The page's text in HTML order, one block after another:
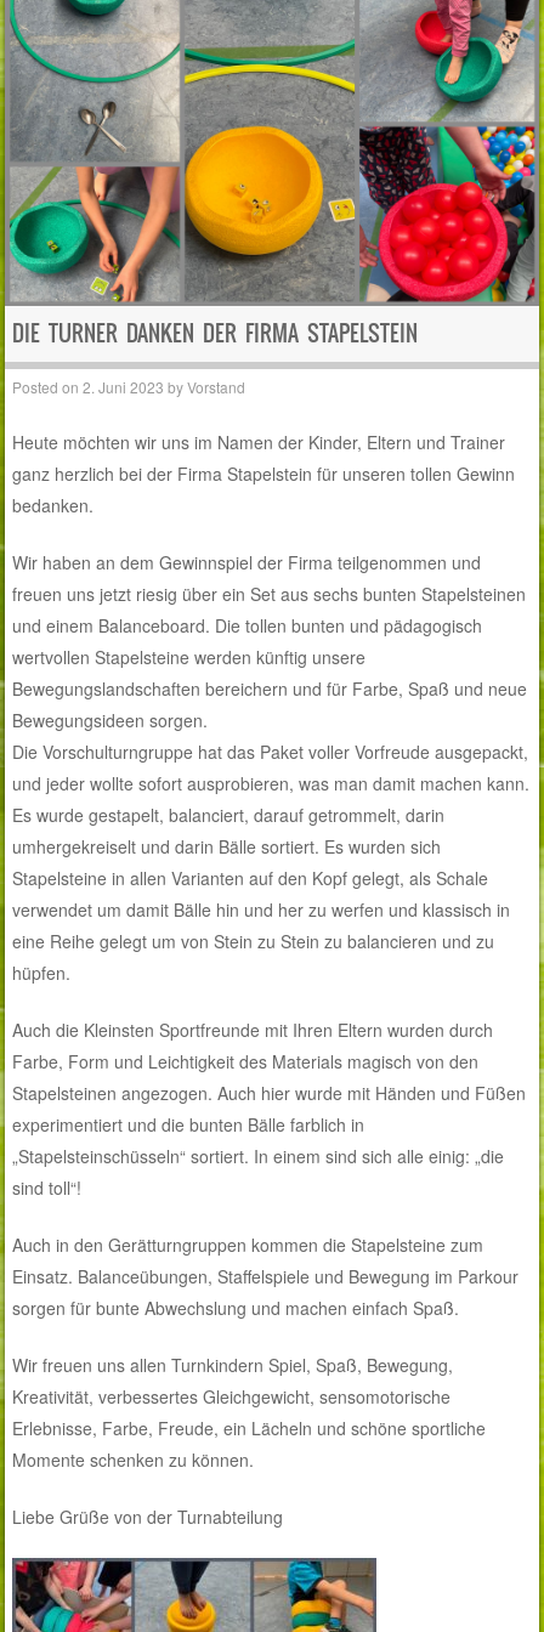
DIE TURNER DANKEN DER FIRMA STAPELSTEIN
Posted on2. Juni 2023 byVorstand
Heute möchten wir uns im Namen der Kinder, Eltern und Trainer
ganz herzlich bei der Firma Stapelstein für unseren tollen Gewinn
bedanken.
Wir haben an dem Gewinnspiel der Firma teilgenommen und
freuen uns jetzt riesig über ein Set aus sechs bunten Stapelsteinen
und einem Balanceboard. Die tollen bunten und pädagogisch
wertvollen Stapelsteine werden künftig unsere
Bewegungslandschaften bereichern und für Farbe, Spaß und neue
Bewegungsideen sorgen.
Die Vorschulturngruppe hat das Paket voller Vorfreude ausgepackt,
und jeder wollte sofort ausprobieren, was man damit machen kann.
Es wurde gestapelt, balanciert, darauf getrommelt, darin
umhergekreiselt und darin Bälle sortiert. Es wurden sich
Stapelsteine in allen Varianten auf den Kopf gelegt, als Schale
verwendet um damit Bälle hin und her zu werfen und klassisch in
eine Reihe gelegt um von Stein zu Stein zu balancieren und zu
hüpfen.
Auch die Kleinsten Sportfreunde mit Ihren Eltern wurden durch
Farbe, Form und Leichtigkeit des Materials magisch von den
Stapelsteinen angezogen. Auch hier wurde mit Händen und Füßen
experimentiert und die bunten Bälle farblich in
„Stapelsteinschüsseln“ sortiert. In einem sind sich alle einig: „die
sind toll“!
Auch in den Gerätturngruppen kommen die Stapelsteine zum
Einsatz. Balanceübungen, Staffelspiele und Bewegung im Parkour
sorgen für bunte Abwechslung und machen einfach Spaß.
Wir freuen uns allen Turnkindern Spiel, Spaß, Bewegung,
Kreativität, verbessertes Gleichgewicht, sensomotorische
Erlebnisse, Farbe, Freude, ein Lächeln und schöne sportliche
Momente schenken zu können.
Liebe Grüße von der Turnabteilung